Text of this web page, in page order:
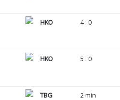
HKO 4 : 0
HKO 5 : 0
TBG 2 min